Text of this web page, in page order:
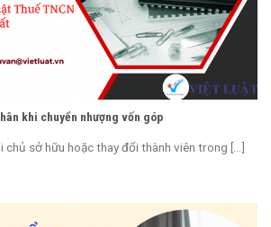
khi chuyển nhượng vốn góp
sở hữu hoặc thay đổi thành viên trong [...]